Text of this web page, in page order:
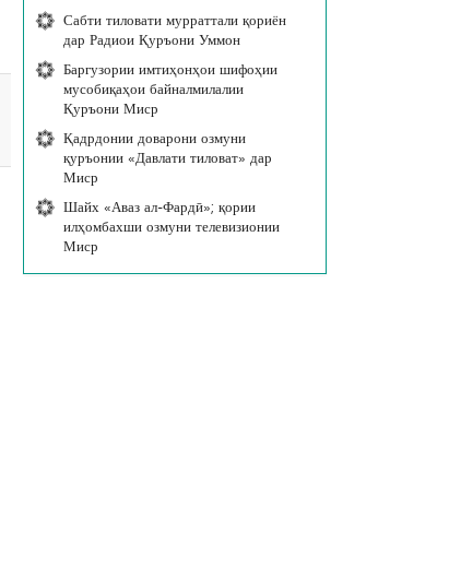
Сабти тиловати мурраттали қориён
дар Радиои Қуръони Уммон
Баргузории имтиҳонҳои шифоҳии
мусобиқаҳои байналмилалии
Қуръони Миср
Қадрдонии доварони озмуни
қуръонии «Давлати тиловат» дар
Миср
Шайх «Аваз ал-Фардӣ»; қории
илҳомбахши озмуни телевизионии
Миср